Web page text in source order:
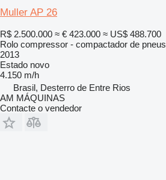
Muller AP 26
R$ 2.500.000 ≈ € 423.000 ≈ US$ 488.700
Rolo compressor - compactador de pneus
2013
Estado novo
4.150 m/h
Brasil, Desterro de Entre Rios
AM MÁQUINAS
Contacte o vendedor